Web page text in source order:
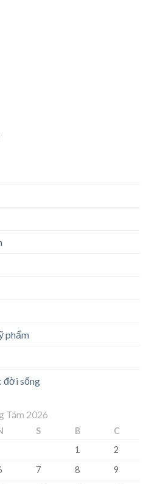
phẩm
đời sống
Tám 2026
S B
C
1
2
7 8
9